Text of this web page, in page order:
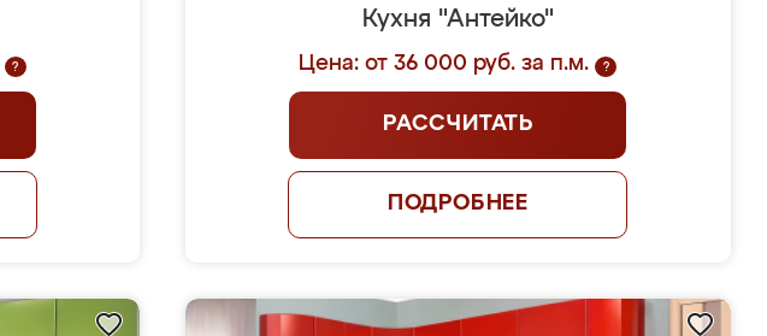
?
Кухня "Антейко"
Цена: от 36 000 руб. за п.м. ?
РАССЧИТАТЬ
ПОДРОБНЕЕ